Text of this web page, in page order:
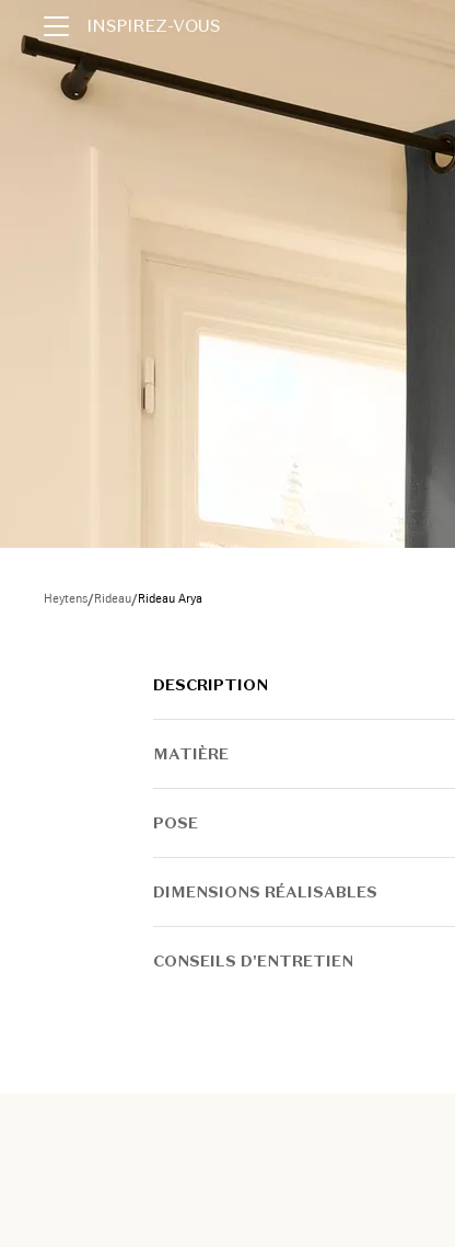
INSPIREZ-VOUS
Heytens/Rideau/Rideau Arya
DESCRIPTION
MATIÈRE
POSE
DIMENSIONS RÉALISABLES
CONSEILS D'ENTRETIEN